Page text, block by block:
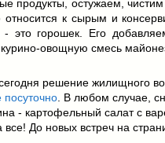
продукты, остужаем,
относится к сырым и
- это горошек. Его
овощную смесь
решение жилищного
посуточно . В любом случае,
- картофельный салат с
все! До новых встреч на